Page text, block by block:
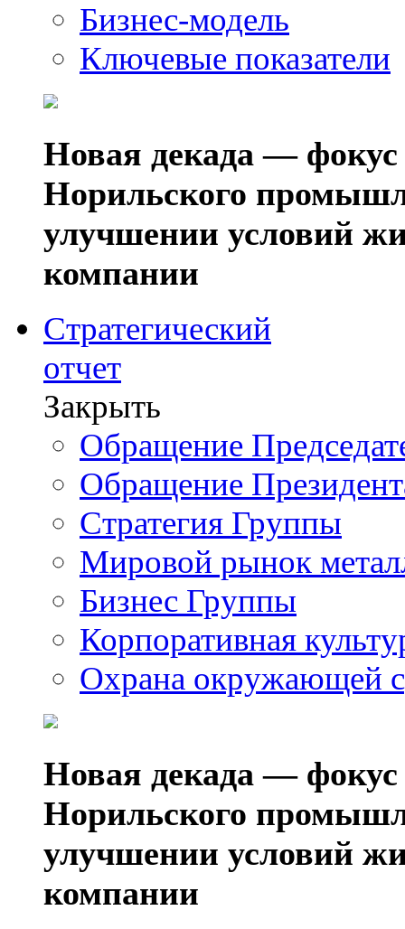
Бизнес-модель
Ключевые показатели
Новая декада — фокус
Норильского
улучшении условий
компании
Стратегический
отчет
Закрыть
Обращение
Обращение
Стратегия Группы
Мировой рынок
Бизнес Группы
Корпоративная
Охрана окружающей
Новая декада — фокус
Норильского
улучшении условий
компании